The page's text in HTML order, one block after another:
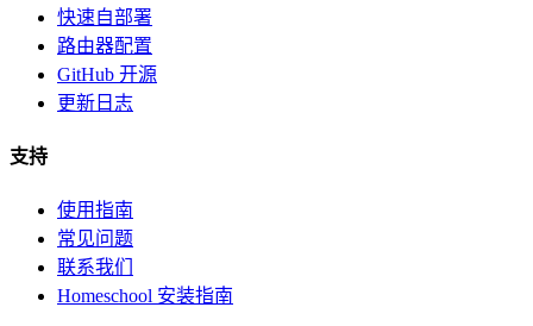
快速自部署
路由器配置
GitHub 开源
更新日志
支持
使用指南
常见问题
联系我们
Homeschool 安装指南